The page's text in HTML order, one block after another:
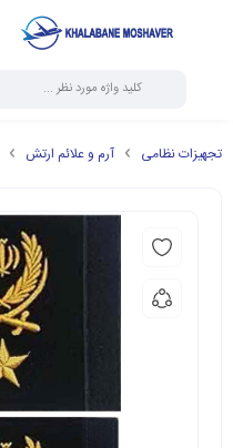
تجهیزات نظامی آرم و علائم ارتش